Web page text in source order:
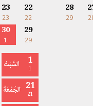
28
29
22
22
23
23
29
29
30
1
1
1 السَّبْتُ
21
21 الجُمُعَةُ